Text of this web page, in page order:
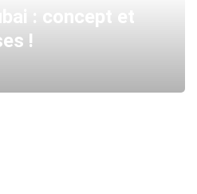
: concept et
!